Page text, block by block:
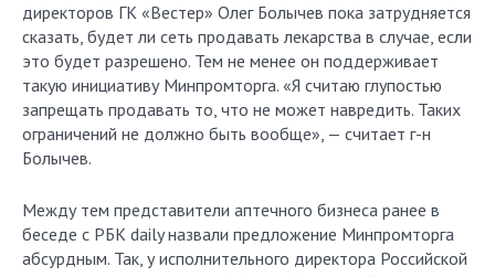
директоров ГК «Вестер» Олег Болычев пока затрудняется
сказать, будет ли сеть продавать лекарства в случае, если
это будет разрешено. Тем не менее он поддерживает
такую инициативу Минпромторга. «Я считаю глупостью
запрещать продавать то, что не может навредить. Таких
ограничений не должно быть вообще», — считает г-н
Болычев.
Между тем представители аптечного бизнеса ранее в
беседе с РБК daily назвали предложение Минпромторга
абсурдным. Так, у исполнительного директора Российской